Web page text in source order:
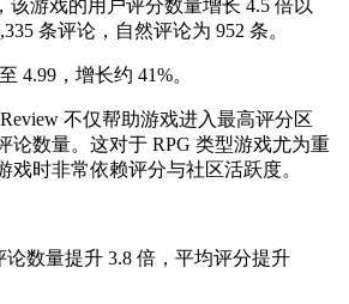
该游戏的用户评分数量增长 4.5 倍以
条评论，自然评论为 952 条。
4.99，增长约 41%。
不仅帮助游戏进入最高评分区
论数量。这对于 RPG 类型游戏尤为重
戏时非常依赖评分与社区活跃度。
论数量提升 3.8 倍，平均评分提升